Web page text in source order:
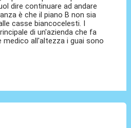
dire continuare ad andare
è che il piano B non sia
casse biancocelesti. I
di un'azienda che fa
all'altezza i guai sono